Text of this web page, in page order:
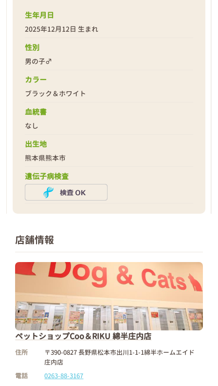
生年月日
2025年12月12日 生まれ
性別
男の子♂
カラー
ブラック＆ホワイト
血統書
なし
出生地
熊本県熊本市
遺伝子病検査
店舗情報
ペットショップCoo＆RIKU 綿半庄内店
住所
〒390-0827 長野県松本市出川1-1-1綿半ホームエイド
庄内店
電話
0263-88-3167